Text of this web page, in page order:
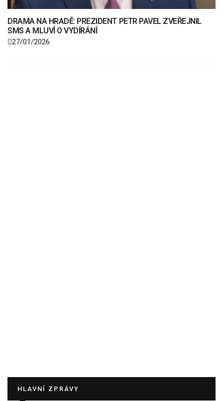
DRAMA NA HRADĚ: PREZIDENT PETR PAVEL ZVEŘEJNIL
SMS A MLUVÍ O VYDÍRÁNÍ
27/01/2026
HLAVNÍ ZPRÁVY